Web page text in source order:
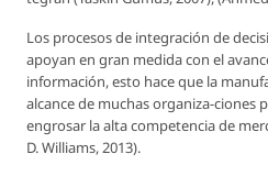
Los procesos de integración de
apoyan en gran medida con el
información, esto hace que la
alcance de muchas organiza-ciones
engrosar la alta competencia de
D. Williams, 2013).